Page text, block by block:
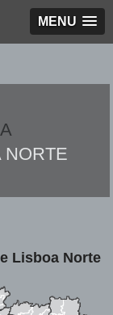
MENU
Lisboa Norte